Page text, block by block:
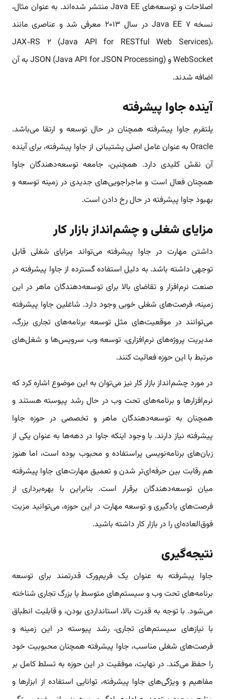
اصلاحات و توسعه‌های Java EE منتشر شده‌اند. به عنوان مثال،
نسخه Java EE ۷ در سال ۲۰۱۳ معرفی شد و عناصری مانند
JAX-RS ۲ (Java API for RESTful Web Services)،
WebSocket و JSON (Java API for JSON Processing) به آن
اضافه شدند.
آینده جاوا پیشرفته
پلتفرم جاوا پیشرفته همچنان در حال توسعه و ارتقا می‌باشد.
Oracle به عنوان عامل اصلی پشتیبانی از جاوا پیشرفته، برای آینده
آن نقش کلیدی دارد. همچنین، جامعه توسعه‌دهندگان جاوا
همچنان فعال است و ماجراجویی‌های جدیدی در زمینه توسعه و
بهبود جاوا پیشرفته در حال رخ دادن است.
مزایای شغلی و چشم‌انداز بازار کار
داشتن مهارت در جاوا پیشرفته می‌تواند مزایای شغلی قابل
توجهی داشته باشد. به دلیل استفاده گسترده از جاوا پیشرفته در
صنعت نرم‌افزار و تقاضای بالا برای توسعه‌دهندگان ماهر در این
زمینه، فرصت‌های شغلی خوبی وجود دارد. شاغلین جاوا پیشرفته
می‌توانند در موقعیت‌های مثل توسعه برنامه‌های تجاری بزرگ،
مدیریت پروژه‌های نرم‌افزاری، توسعه وب سرویس‌ها و شغل‌های
مرتبط با این حوزه فعالیت کنند.
در مورد چشم‌انداز بازار کار نیز می‌توان به این موضوع اشاره کرد که
نرم‌افزارها و برنامه‌های تحت وب در حال رشد پیوسته هستند و
همچنان به توسعه‌دهندگان ماهر و تخصصی در حوزه جاوا
پیشرفته نیاز دارند. با وجود اینکه جاوا در دهه‌ها به عنوان یکی از
زبان‌های برنامه‌نویسی پراستفاده و محبوب بوده است، اما هنوز
هم رقابت بین حرفه‌ای‌تر شدن و تعمیق مهارت‌های جاوا پیشرفته
میان توسعه‌دهندگان برقرار است. بنابراین با بهره‌برداری از
فرصت‌های یادگیری و توسعه مهارت در این حوزه، می‌توانید مزیت
فوق‌العاده‌ای را در بازار کار داشته باشید.
نتیجه‌گیری
جاوا پیشرفته به عنوان یک فریم‌ورک قدرتمند برای توسعه
برنامه‌های تحت وب و سیستم‌های متوسط یا بزرگ تجاری شناخته
می‌شود. با توجه به قدرت بالا، استانداردی بودن، و قابلیت انطباق
با نیازهای سیستم‌های تجاری، رشد پیوسته در این زمینه و
فرصت‌های شغلی مناسب، جاوا پیشرفته همچنان محبوبیت خود
را حفظ می‌کند. در نهایت، موفقیت در این حوزه به تسلط کامل بر
مفاهیم و ویژگی‌های جاوا پیشرفته، توانایی استفاده از ابزارها و